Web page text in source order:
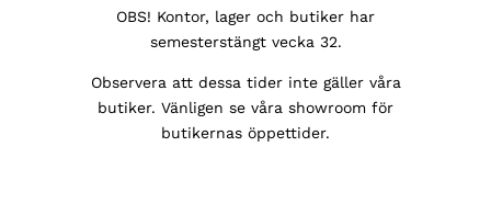
OBS! Kontor, lager och butiker har
semesterstängt vecka 32.
Observera att dessa tider inte gäller våra
butiker. Vänligen se våra showroom för
butikernas öppettider.